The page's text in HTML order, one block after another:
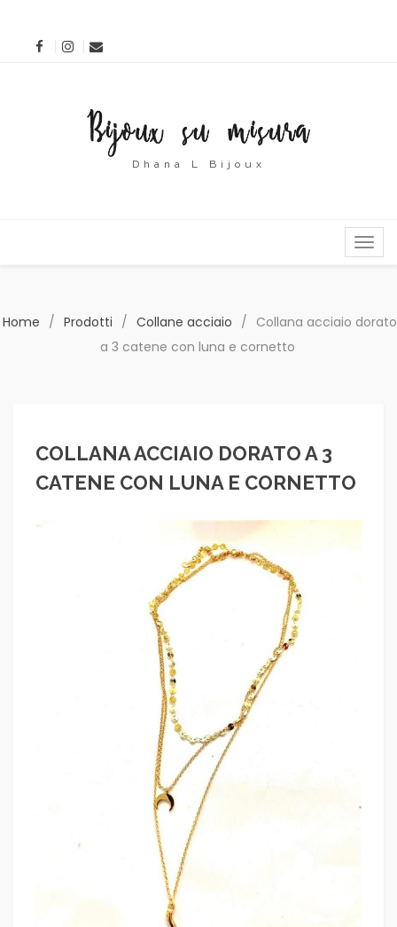
Dhana L Bijoux
MENU
Home / Prodotti / Collane acciaio / Collana acciaio dorato
a 3 catene con luna e cornetto
COLLANA ACCIAIO DORATO A 3
CATENE CON LUNA E CORNETTO